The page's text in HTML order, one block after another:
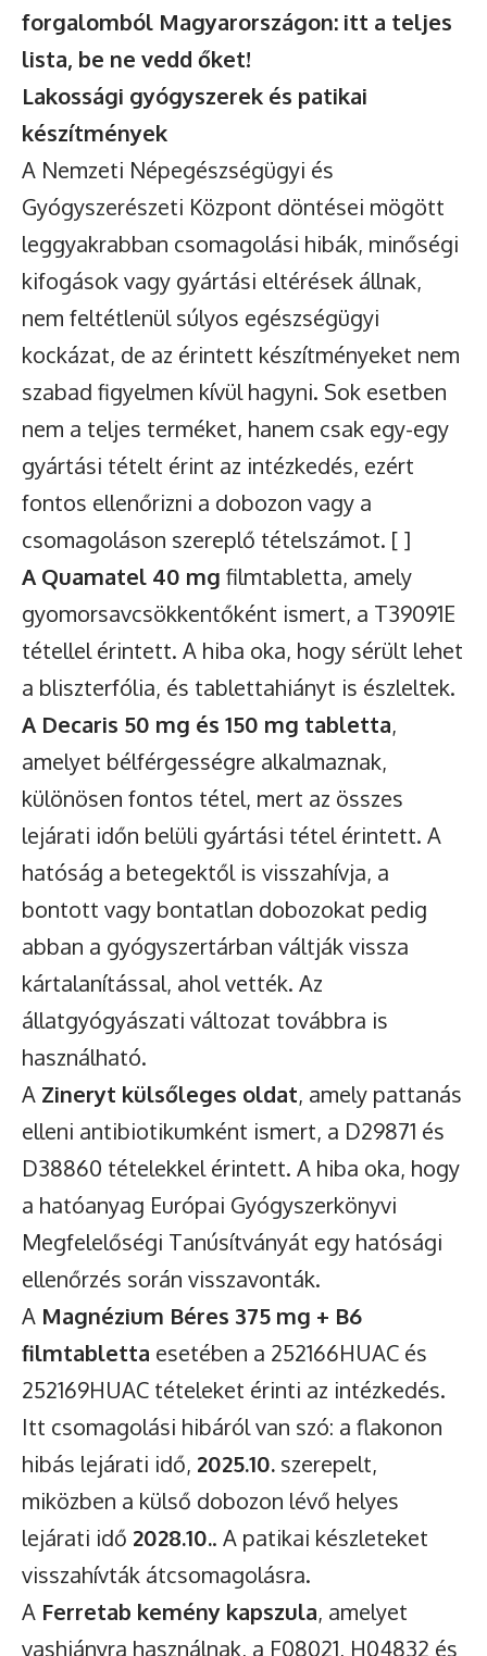
forgalomból Magyarországon: itt a teljes
lista, be ne vedd őket!
Lakossági gyógyszerek és patikai
készítmények
A Nemzeti Népegészségügyi és
Gyógyszerészeti Központ döntései mögött
leggyakrabban csomagolási hibák, minőségi
kifogások vagy gyártási eltérések állnak,
nem feltétlenül súlyos egészségügyi
kockázat, de az érintett készítményeket nem
szabad figyelmen kívül hagyni. Sok esetben
nem a teljes terméket, hanem csak egy-egy
gyártási tételt érint az intézkedés, ezért
fontos ellenőrizni a dobozon vagy a
csomagoláson szereplő tételszámot. [ ]
A Quamatel 40 mg filmtabletta, amely
gyomorsavcsökkentőként ismert, a T39091E
tétellel érintett. A hiba oka, hogy sérült lehet
a bliszterfólia, és tablettahiányt is észleltek.
A Decaris 50 mg és 150 mg tabletta,
amelyet bélférgességre alkalmaznak,
különösen fontos tétel, mert az összes
lejárati időn belüli gyártási tétel érintett. A
hatóság a betegektől is visszahívja, a
bontott vagy bontatlan dobozokat pedig
abban a gyógyszertárban váltják vissza
kártalanítással, ahol vették. Az
állatgyógyászati változat továbbra is
használható.
A Zineryt külsőleges oldat, amely pattanás
elleni antibiotikumként ismert, a D29871 és
D38860 tételekkel érintett. A hiba oka, hogy
a hatóanyag Európai Gyógyszerkönyvi
Megfelelőségi Tanúsítványát egy hatósági
ellenőrzés során visszavonták.
A Magnézium Béres 375 mg + B6
filmtabletta esetében a 252166HUAC és
252169HUAC tételeket érinti az intézkedés.
Itt csomagolási hibáról van szó: a flakonon
hibás lejárati idő, 2025.10. szerepelt,
miközben a külső dobozon lévő helyes
lejárati idő 2028.10.. A patikai készleteket
visszahívták átcsomagolásra.
A Ferretab kemény kapszula, amelyet
vashiányra használnak, a F08021, H04832 és